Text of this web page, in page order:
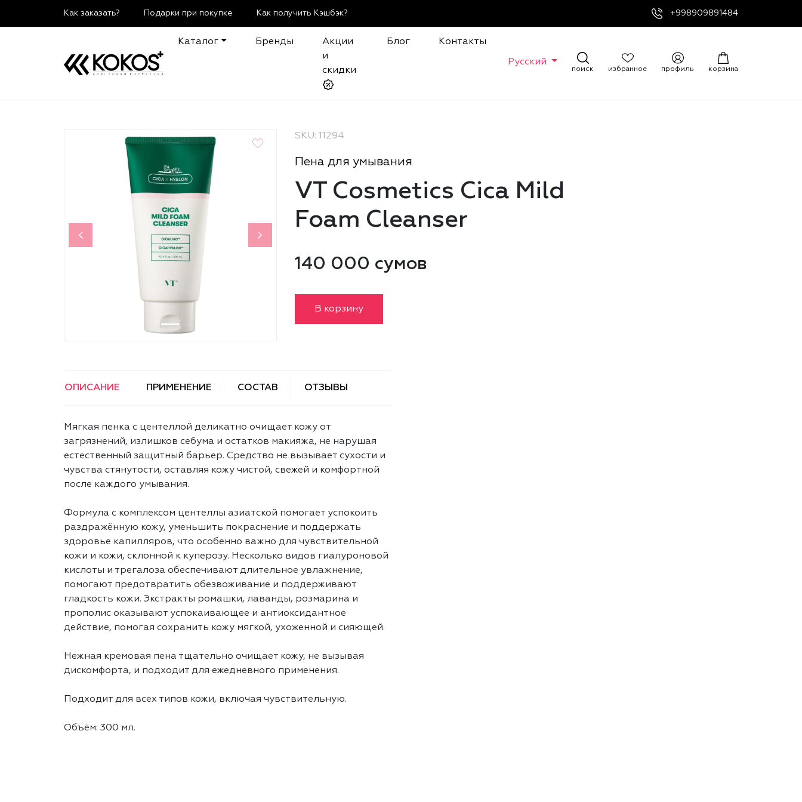
Как заказать? Подарки при покупке Как получить Кэшбэк? +998909891484
Каталог Бренды
Акции
и
скидки
Блог Контакты
Русский
поиск избранное профиль корзина
SKU: 11294
Пена для умывания
VT Cosmetics Cica Mild
Foam Cleanser
140 000 сумов
В корзину
ОПИСАНИЕ ПРИМЕНЕНИЕ СОСТАВ ОТЗЫВЫ
Мягкая пенка с центеллой деликатно очищает кожу от
загрязнений, излишков себума и остатков макияжа, не нарушая
естественный защитный барьер. Средство не вызывает сухости и
чувства стянутости, оставляя кожу чистой, свежей и комфортной
после каждого умывания.
Формула с комплексом центеллы азиатской помогает успокоить
раздражённую кожу, уменьшить покраснение и поддержать
здоровье капилляров, что особенно важно для чувствительной
кожи и кожи, склонной к куперозу. Несколько видов гиалуроновой
кислоты и трегалоза обеспечивают длительное увлажнение,
помогают предотвратить обезвоживание и поддерживают
гладкость кожи. Экстракты ромашки, лаванды, розмарина и
прополис оказывают успокаивающее и антиоксидантное
действие, помогая сохранить кожу мягкой, ухоженной и сияющей.
Нежная кремовая пена тщательно очищает кожу, не вызывая
дискомфорта, и подходит для ежедневного применения.
Подходит для всех типов кожи, включая чувствительную.
Объём: 300 мл.